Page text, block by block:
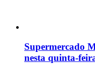
Supermercado
nesta quinta-